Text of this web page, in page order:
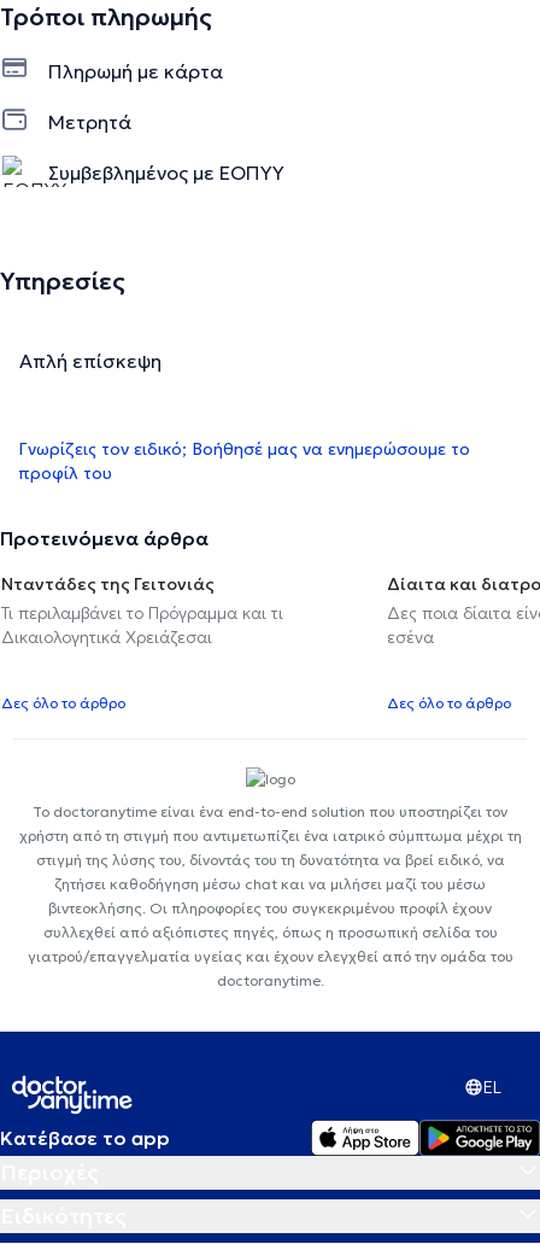
Τρόποι πληρωμής
Πληρωμή με κάρτα
Μετρητά
Συμβεβλημένος με ΕΟΠΥΥ
Υπηρεσίες
Απλή επίσκεψη
Γνωρίζεις τον ειδικό; Βοήθησέ μας να ενημερώσουμε το
προφίλ του
Προτεινόμενα άρθρα
Νταντάδες της Γειτονιάς
Τι περιλαμβάνει το Πρόγραμμα και τι
Δικαιολογητικά Χρειάζεσαι
Δες όλο το άρθρο
Δίαιτα και
Δες ποια δίαιτα
εσένα
Δες όλο το άρθρο
Το doctoranytime είναι ένα end-to-end solution που υποστηρίζει τον
χρήστη από τη στιγμή που αντιμετωπίζει ένα ιατρικό σύμπτωμα μέχρι τη
στιγμή της λύσης του, δίνοντάς του τη δυνατότητα να βρεί ειδικό, να
ζητήσει καθοδήγηση μέσω chat και να μιλήσει μαζί του μέσω
βιντεοκλήσης. Οι πληροφορίες του συγκεκριμένου προφίλ έχουν
συλλεχθεί από αξιόπιστες πηγές, όπως η προσωπική σελίδα του
γιατρού/επαγγελματία υγείας και έχουν ελεγχθεί από την ομάδα του
doctoranytime.
EL
Κατέβασε το app